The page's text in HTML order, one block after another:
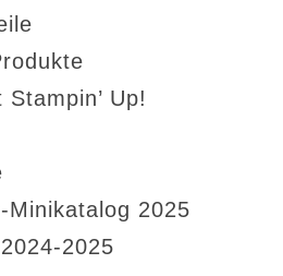
Up!
Minikatalog 2025
2025